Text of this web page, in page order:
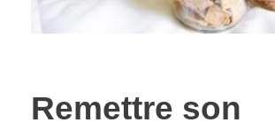
Remettre son